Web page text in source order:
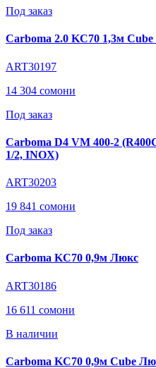
Под заказ
Carboma 2.0 KC70 1,3м
ART30197
14 304 сомони
Под заказ
Carboma D4 VM 400-2
1/2, INOX)
ART30203
19 841 сомони
Под заказ
Carboma KC70 0,9м Люкс
ART30186
16 611 сомони
В наличии
Carboma KC70 0,9м Cube